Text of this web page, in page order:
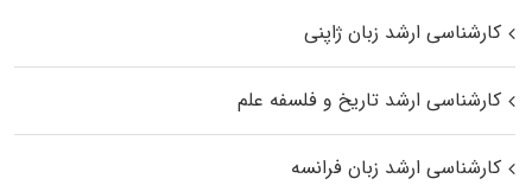
کارشناسی ارشد زبان ژاپنی
کارشناسی ارشد تاریخ و فلسفه علم
کارشناسی ارشد زبان فرانسه